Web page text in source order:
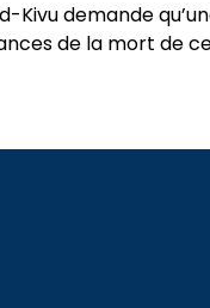
Kivu demande
de la mort de